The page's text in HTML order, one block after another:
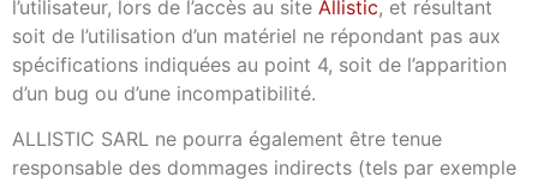
l’utilisateur, lors de l’accès au site Allistic, et résultant
soit de l’utilisation d’un matériel ne répondant pas aux
spécifications indiquées au point 4, soit de l’apparition
d’un bug ou d’une incompatibilité.
ALLISTIC SARL ne pourra également être tenue
responsable des dommages indirects (tels par exemple